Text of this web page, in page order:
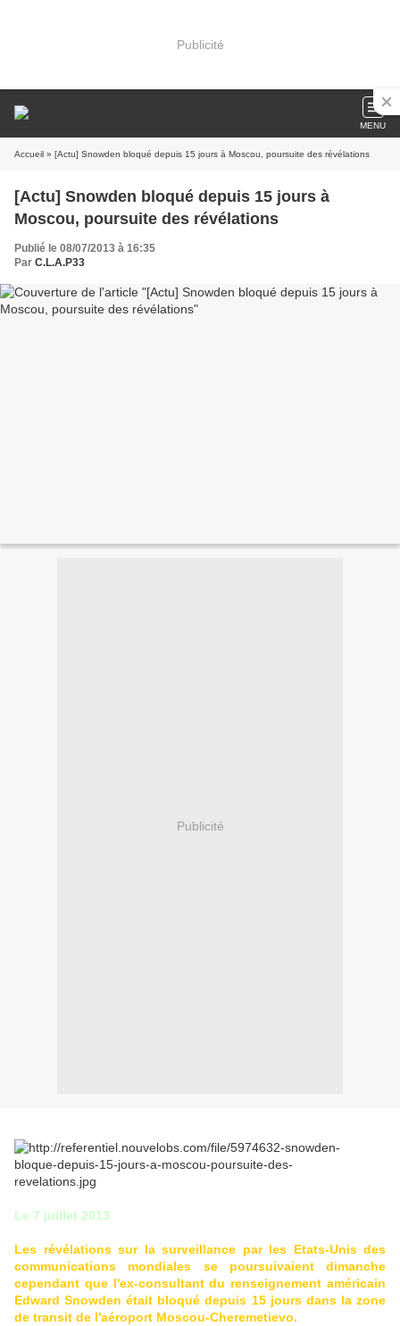
Publicité
MENU
Accueil » [Actu] Snowden bloqué depuis 15 jours à Moscou, poursuite des révélations
[Actu] Snowden bloqué depuis 15 jours à
Moscou, poursuite des révélations
Publié le 08/07/2013 à 16:35
Par C.L.A.P33
Publicité
Le 7 juillet 2013
Les révélations sur la surveillance par les Etats-Unis des
communications mondiales se poursuivaient dimanche
cependant que l'ex-consultant du renseignement américain
Edward Snowden était bloqué depuis 15 jours dans la zone
de transit de l'aéroport Moscou-Cheremetievo.